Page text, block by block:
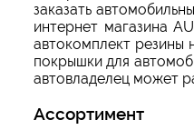
заказать
интернет магазина
автокомплект
покрышки для
автовладелец может
Ассортимент